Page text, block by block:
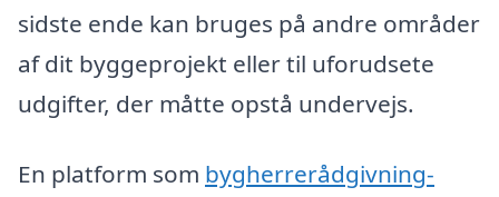
sidste ende kan bruges på andre områder
af dit byggeprojekt eller til uforudsete
udgifter, der måtte opstå undervejs.
En platform som bygherrerådgivning-